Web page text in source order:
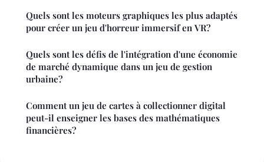
Quels sont les moteurs graphiques les plus adaptés
pour créer un jeu d'horreur immersif en VR?
Quels sont les défis de l'intégration d'une économie
de marché dynamique dans un jeu de gestion
urbaine?
Comment un jeu de cartes à collectionner digital
peut-il enseigner les bases des mathématiques
financières?